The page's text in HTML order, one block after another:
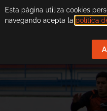
Esta página utiliza cookies
navegando acepta la política